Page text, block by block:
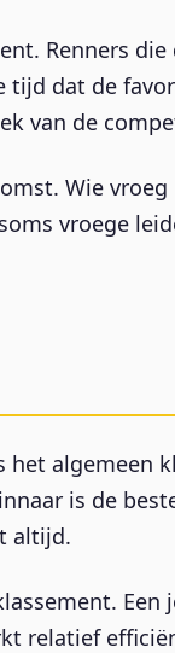
Renners
tijd dat de
van de
Wie
vroege
algemeen
is de
altijd.
relatief